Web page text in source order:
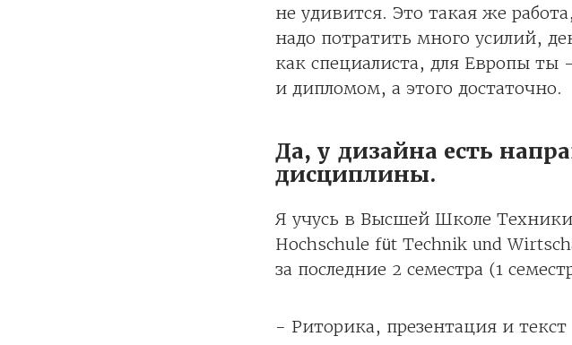
не удивится. Это такая же
надо потратить много усилий,
как специалиста, для Европы
и дипломом, а этого достаточно.
Да, у дизайна есть
дисциплины.
Я учусь в Высшей Школе
Hochschule füt Technik und
за последние 2 семестра (1
- Риторика, презентация и текст